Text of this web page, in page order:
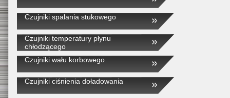
Czujniki spalania stukowego
Czujniki temperatury płynu
chłodzącego
Czujniki wału korbowego
Czujniki ciśnienia doładowania